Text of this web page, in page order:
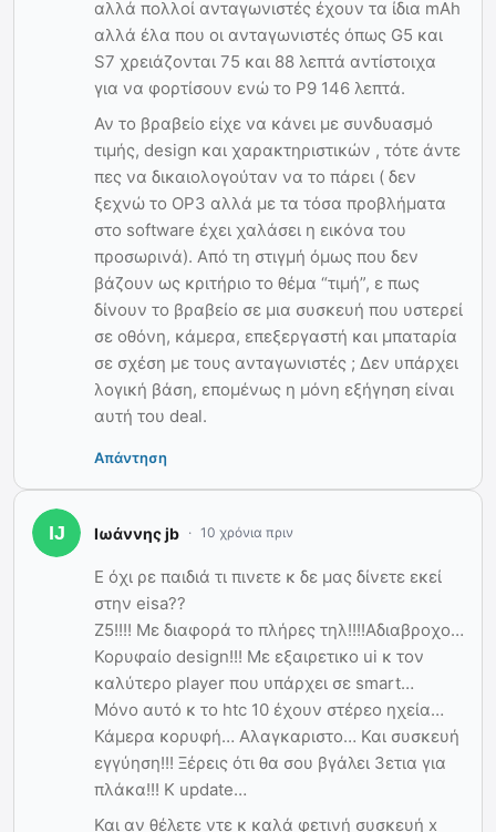
αλλά πολλοί ανταγωνιστές έχουν τα ίδια mAh
αλλά έλα που οι ανταγωνιστές όπως G5 και
S7 χρειάζονται 75 και 88 λεπτά αντίστοιχα
για να φορτίσουν ενώ το P9 146 λεπτά.
Αν το βραβείο είχε να κάνει με συνδυασμό
τιμής, design και χαρακτηριστικών , τότε άντε
πες να δικαιολογούταν να το πάρει ( δεν
ξεχνώ το OP3 αλλά με τα τόσα προβλήματα
στο software έχει χαλάσει η εικόνα του
προσωρινά). Από τη στιγμή όμως που δεν
βάζουν ως κριτήριο το θέμα “τιμή”, ε πως
δίνουν το βραβείο σε μια συσκευή που υστερεί
σε οθόνη, κάμερα, επεξεργαστή και μπαταρία
σε σχέση με τους ανταγωνιστές ; Δεν υπάρχει
λογική βάση, επομένως η μόνη εξήγηση είναι
αυτή του deal.
Απάντηση
Ιωάννης jb 10 χρόνια πριν
Ε όχι ρε παιδιά τι πινετε κ δε μας δίνετε εκεί
στην eisa??
Z5!!!! Με διαφορά το πλήρες τηλ!!!!Αδιαβροχο…
Κορυφαίο design!!! Με εξαιρετικο ui κ τον
καλύτερο player που υπάρχει σε smart…
Μόνο αυτό κ το htc 10 έχουν στέρεο ηχεία…
Κάμερα κορυφή… Αλαγκαριστο… Και συσκευή
εγγύηση!!! Ξέρεις ότι θα σου βγάλει 3ετια για
πλάκα!!! Κ update…
Και αν θέλετε ντε κ καλά φετινή συσκευή x